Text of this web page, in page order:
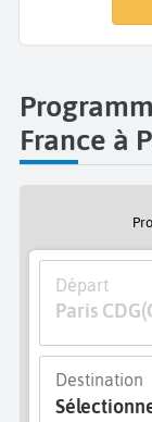
France à
Départ
Paris CDG
Destination